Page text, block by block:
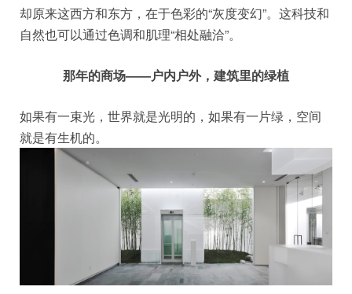
却原来这西方和东方，在于色彩的“灰度变幻”。这科技和
自然也可以通过色调和肌理“相处融洽”。
那年的商场——户内户外，建筑里的绿植
如果有一束光，世界就是光明的，如果有一片绿，空间
就是有生机的。